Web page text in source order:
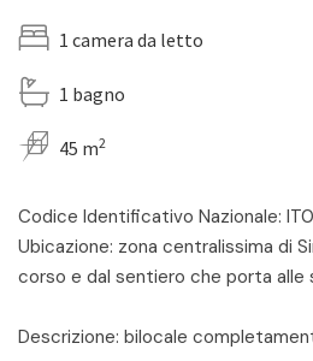
1 camera da letto
1 bagno
45 m2
Codice Identificativo Nazionale:
Ubicazione: zona centralissima di
corso e dal sentiero che porta alle
Descrizione: bilocale